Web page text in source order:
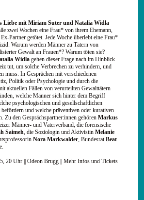
Liebe mit Miriam Suter und Natalia Widla
zwei Wochen eine Frau* von ihrem Ehemann,
Partner getötet. Jede Woche überlebt eine Frau*
Warum werden Männer zu Tätern von
Gewalt an Frauen*? Warum töten sie?
Widlagehen dieser Frage nach im Hinblick
tut, um solche Verbrechen zu verhindern, und
muss. In Gesprächen mit verschiedenen
Politik oder Psychologie und durch die
aktuellen Fällen von verurteilten Gewalttätern
welche Männer sich hinter dem Begriff
psychologischen und gesellschaftlichen
und welche präventiven oder kurativen
Zu den Gesprächspartner:innen gehören Markus
Männer- und Vaterverband, die forensische
Saimeh, die Soziologin und Aktivistin Melanie
Nora Markwalder, BundesratBeat
20 Uhr || Odeon Brugg || Mehr Infos und Tickets